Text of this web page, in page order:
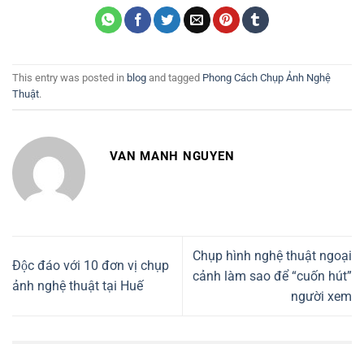
This entry was posted in blog and tagged Phong Cách Chụp Ảnh Nghệ
Thuật.
VAN MANH NGUYEN
Độc đáo với 10 đơn vị chụp
ảnh nghệ thuật tại Huế
Chụp hình nghệ thuật ngoại
cảnh làm sao để “cuốn hút”
người xem